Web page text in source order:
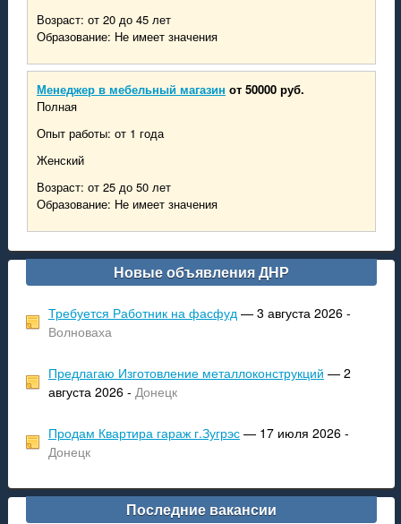
Возраст: от 20 до 45 лет
Образование: Не имеет значения
Менеджер в мебельный магазин от 50000 руб.
Полная
Опыт работы: от 1 года
Женский
Возраст: от 25 до 50 лет
Образование: Не имеет значения
Новые объявления ДНР
Требуется Работник на фасфуд— 3 августа 2026 -
Волноваха
Предлагаю Изготовление металлоконструкций — 2
августа 2026 - Донецк
Продам Квартира гараж г.Зугрэс— 17 июля 2026 -
Донецк
Последние вакансии